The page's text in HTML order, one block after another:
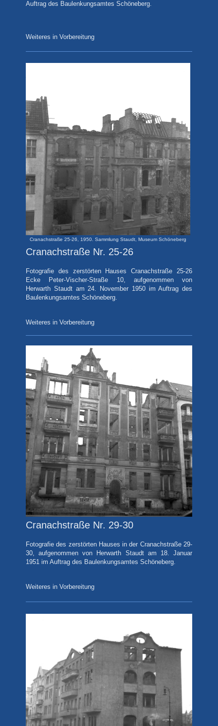
Auftrag des Baulenkungsamtes Schöneberg.
Weiteres in Vorbereitung
Cranachstraße 25-26, 1950. Sammlung Staudt, Museum Schöneberg
Cranachstraße Nr. 25-26
Fotografie des zerstörten Hauses Cranachstraße 25-26
Ecke Peter-Vischer-Straße 10, aufgenommen von
Herwarth Staudt am 24. November 1950 im Auftrag des
Baulenkungsamtes Schöneberg.
Weiteres in Vorbereitung
Cranachstraße Nr. 29-30
Fotografie des zerstörten Hauses in der Cranachstraße 29-
30, aufgenommen von Herwarth Staudt am 18. Januar
1951 im Auftrag des Baulenkungsamtes Schöneberg.
Weiteres in Vorbereitung